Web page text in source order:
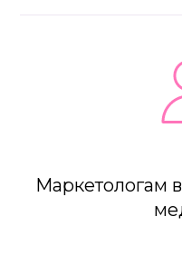
Маркетологам